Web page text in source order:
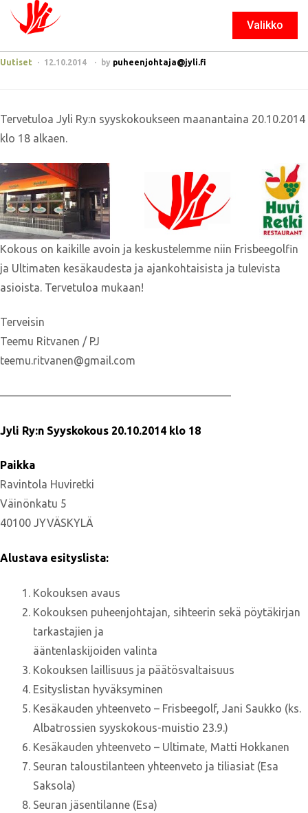
Valikko
Sulje
Uutiset 12.10.2014 by puheenjohtaja@jyli.fi
Tervetuloa Jyli Ry:n syyskokoukseen maanantaina 20.10.2014
klo 18 alkaen.
Kokous on kaikille avoin ja keskustelemme niin Frisbeegolfin
ja Ultimaten kesäkaudesta ja ajankohtaisista ja tulevista
asioista. Tervetuloa mukaan!
Terveisin
Teemu Ritvanen / PJ
teemu.ritvanen@gmail.com
—————————————————————
Jyli Ry:n Syyskokous 20.10.2014 klo 18
Paikka
Ravintola Huviretki
Väinönkatu 5
40100 JYVÄSKYLÄ
Alustava esityslista:
Kokouksen avaus
Kokouksen puheenjohtajan, sihteerin sekä pöytäkirjan
tarkastajien ja
ääntenlaskijoiden valinta
Kokouksen laillisuus ja päätösvaltaisuus
Esityslistan hyväksyminen
Kesäkauden yhteenveto – Frisbeegolf, Jani Saukko (ks.
Albatrossien syyskokous-muistio 23.9.)
Kesäkauden yhteenveto – Ultimate, Matti Hokkanen
Seuran taloustilanteen yhteenveto ja tiliasiat (Esa
Saksola)
Seuran jäsentilanne (Esa)